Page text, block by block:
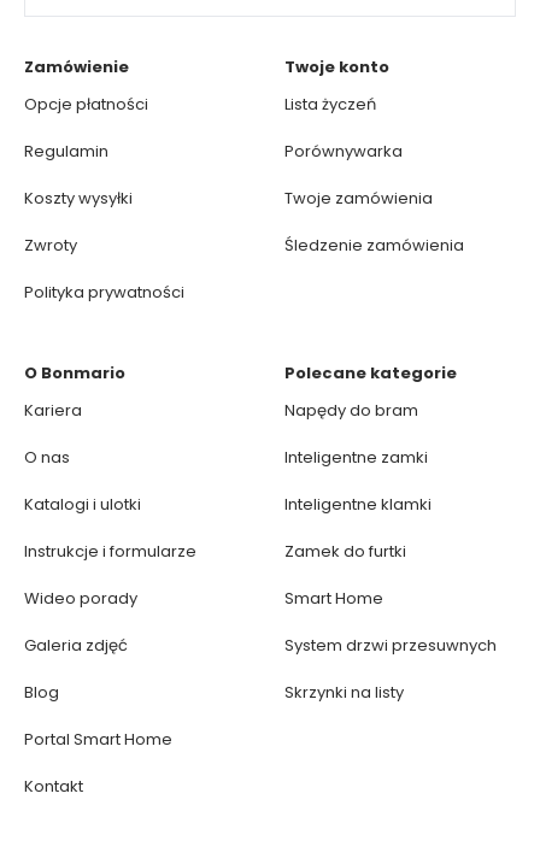
Zamówienie
Opcje płatności
Regulamin
Koszty wysyłki
Zwroty
Polityka prywatności
Twoje konto
Lista życzeń
Porównywarka
Twoje zamówienia
Śledzenie zamówienia
O Bonmario
Kariera
O nas
Katalogi i ulotki
Instrukcje i formularze
Wideo porady
Galeria zdjęć
Blog
Portal Smart Home
Kontakt
Polecane kategorie
Napędy do bram
Inteligentne zamki
Inteligentne klamki
Zamek do furtki
Smart Home
System drzwi przesuwnych
Skrzynki na listy